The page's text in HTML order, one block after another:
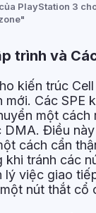
PlayStation 3
trình và
kiến trúc
mới. Các SPE
một
DMA. Điều
cách cẩn
khi tránh các
lý việc giao
nút thắt cổ